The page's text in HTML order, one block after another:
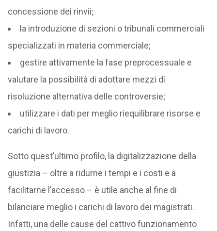
concessione dei rinvii;
la introduzione di sezioni o tribunali commerciali
specializzati in materia commerciale;
gestire attivamente la fase preprocessuale e
valutare la possibilità di adottare mezzi di
risoluzione alternativa delle controversie;
utilizzare i dati per meglio riequilibrare risorse e
carichi di lavoro.
Sotto quest’ultimo profilo, la digitalizzazione della
giustizia – oltre a ridurne i tempi e i costi e a
facilitarne l’accesso – è utile anche al fine di
bilanciare meglio i carichi di lavoro dei magistrati.
Infatti, una delle cause del cattivo funzionamento